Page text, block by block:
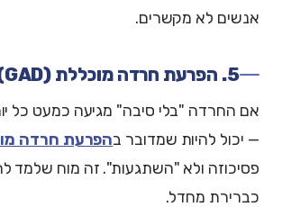
אנשים לא מקשרים.
5. הפרעת חרדה מוכללת (GAD)
אם החרדה "בלי סיבה" מגיעה כמעט כל
— יכול להיות שמדובר בהפרעת חרדה
פסיכוזה ולא "השתגעות". זה מוח שלמד
כברירת מחדל.